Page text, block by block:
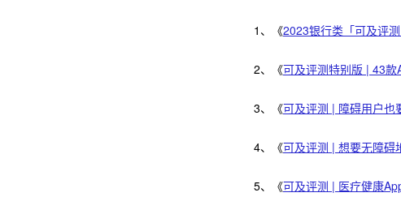
1、《2023银行类「可及评测
2、《可及评测特别版 | 43款
3、《可及评测 | 障碍用户也
4、《可及评测 | 想要无障碍
5、《可及评测 | 医疗健康